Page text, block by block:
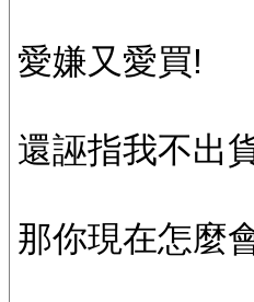
愛嫌又愛買!
還誣指我不出貨
那你現在怎麼